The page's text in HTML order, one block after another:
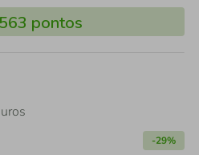
pontos
-29%